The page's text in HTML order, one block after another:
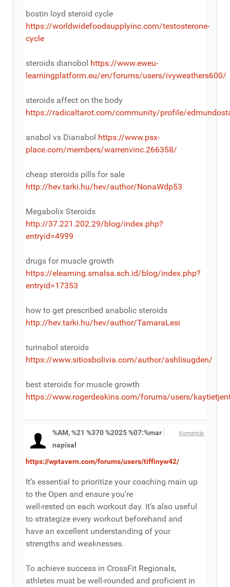
bostin loyd steroid cycle
https://worldwidefoodsupplyinc.com/testosterone-
cycle
steroids dianobol https://www.eweu-
learningplatform.eu/en/forums/users/ivyweathers600/
steroids affect on the body
https://radicaltarot.com/community/profile/
anabol vs Dianabol https://www.psx-
place.com/members/warrenvinc.266358/
cheap steroids pills for sale
http://hev.tarki.hu/hev/author/NonaWdp53
Megabolix Steroids
http://37.221.202.29/blog/index.php?
entryid=4999
drugs for muscle growth
https://elearning.smalsa.sch.id/blog/index.php?
entryid=17353
how to get prescribed anabolic steroids
http://hev.tarki.hu/hev/author/TamaraLesi
turinabol steroids
https://www.sitiosbolivia.com/author/ashlisugden/
best steroids for muscle growth
https://www.rogerdeakins.com/forums/users/
Komentár
%AM, %21 %370 %2025 %07:%mar
napísal
https://wptavern.com/forums/users/tiffinyw42/
It’s essential to prioritize your coaching main up
to the Open and ensure you’re
well-rested on each workout day. It’s also useful
to strategize every workout beforehand and
have an excellent understanding of your
strengths and weaknesses.
To achieve success in CrossFit Regionals,
athletes must be well-rounded and proficient in